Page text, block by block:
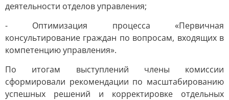
деятельности отделов управления;
- Оптимизация процесса «Первичная
консультирование граждан по вопросам, входящих в
компетенцию управления».
По итогам выступлений члены комиссии
сформировали рекомендации по масштабированию
успешных решений и корректировке отдельных